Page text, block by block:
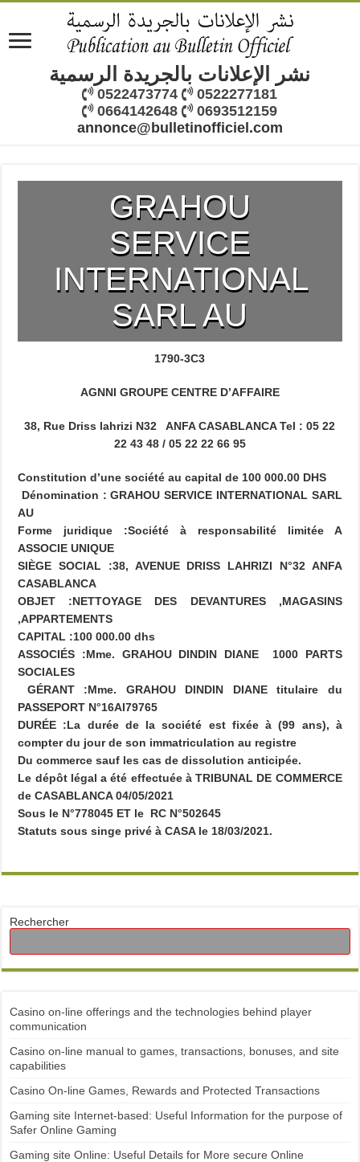
نشر الإعلانات بالجريدة الرسمية
0522473774
0522277181
0664142648
0693512159
annonce@bulletinofficiel.com
GRAHOU
SERVICE
INTERNATIONAL
SARL AU
1790-3C3
AGNNI GROUPE CENTRE D’AFFAIRE
38, Rue Driss lahrizi N32 ANFA CASABLANCA Tel : 05 22
22 43 48 / 05 22 22 66 95
Constitution d’une société au capital de 100 000.00 DHS
Dénomination : GRAHOU SERVICE INTERNATIONAL SARL
AU
Forme juridique :Société à responsabilité limitée A
ASSOCIE UNIQUE
SIÈGE SOCIAL :38, AVENUE DRISS LAHRIZI N°32 ANFA
CASABLANCA
OBJET :NETTOYAGE DES DEVANTURES ,MAGASINS
,APPARTEMENTS
CAPITAL :100 000.00 dhs
ASSOCIÉS :Mme. GRAHOU DINDIN DIANE 1000 PARTS
SOCIALES
GÉRANT :Mme. GRAHOU DINDIN DIANE titulaire du
PASSEPORT N°16AI79765
DURÉE :La durée de la société est fixée à (99 ans), à
compter du jour de son immatriculation au registre
Du commerce sauf les cas de dissolution anticipée.
Le dépôt légal a été effectuée à TRIBUNAL DE COMMERCE
de CASABLANCA 04/05/2021
Sous le N°778045 ET le RC N°502645
Statuts sous singe privé à CASA le 18/03/2021.
Rechercher
Casino on-line offerings and the technologies behind player
communication
Casino on-line manual to games, transactions, bonuses, and site
capabilities
Casino On-line Games, Rewards and Protected Transactions
Gaming site Internet-based: Useful Information for the purpose of
Safer Online Gaming
Gaming site Online: Useful Details for More secure Online